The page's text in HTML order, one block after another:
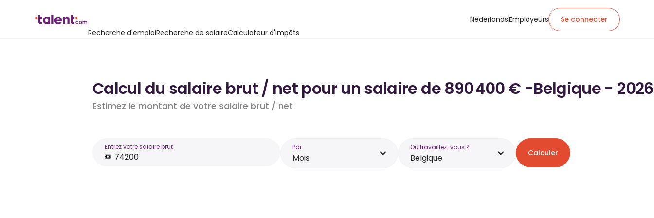
Recherche d'emploiRecherche de salaireCalculateur d'impôts
NederlandsEmployeurs Se connecter
Calcul du salaire brut / net pour un salaire de 890 400 € -Belgique - 2026
Estimez le montant de votre salaire brut / net
Entrez votre salaire brut Par
Mois
Où travaillez-vous ?
Belgique Calculer